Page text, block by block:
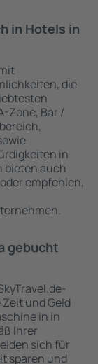
in Hotels in
die
Zone, Bar /
in
bieten auch
empfehlen,
gebucht
und Geld
in in
Ihrer
sich für
sparen und